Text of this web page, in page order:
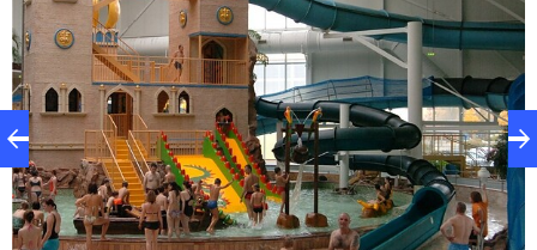
jeden ein Plätzchen. Auf einer ganzen Fitness-Etage
kann man überschüssige Kraft in erstklassige Geräte
stecken.